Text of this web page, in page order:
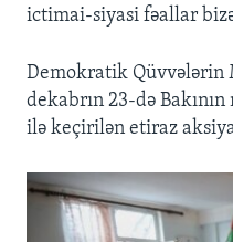
ictimai-siyasi fəallar
Demokratik Qüvvələrin
dekabrın 23-də
ilə keçirilən etiraz